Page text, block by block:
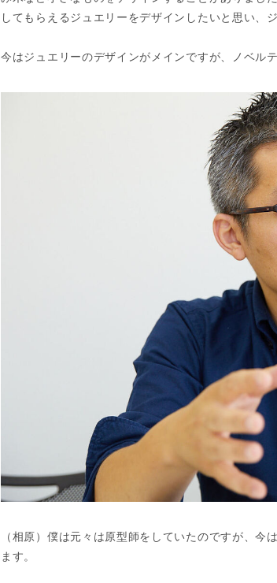
してもらえるジュエリーをデザインしたいと思い、
今はジュエリーのデザインがメインですが、ノベル
（相原）僕は元々は原型師をしていたのですが、
ます。